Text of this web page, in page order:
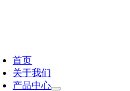
首页
关于我们
产品中心